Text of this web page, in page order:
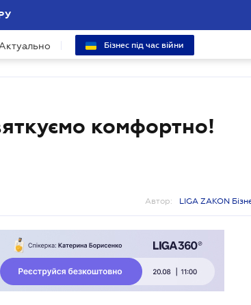
Актуально Бізнес під час війни
комфортно!
Автор: LIGA ZAKON